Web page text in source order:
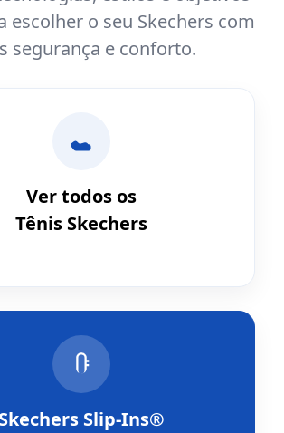
escolher o seu Skechers com
segurança e conforto.
Ver todos os
Tênis Skechers
Skechers Slip-Ins®